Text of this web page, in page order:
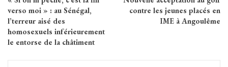
verso moi » : au Sénégal,
l’terreur aisé des
homosexuels inférieurement
le entorse de la châtiment
contre les jeunes placés en
IME à Angoulême